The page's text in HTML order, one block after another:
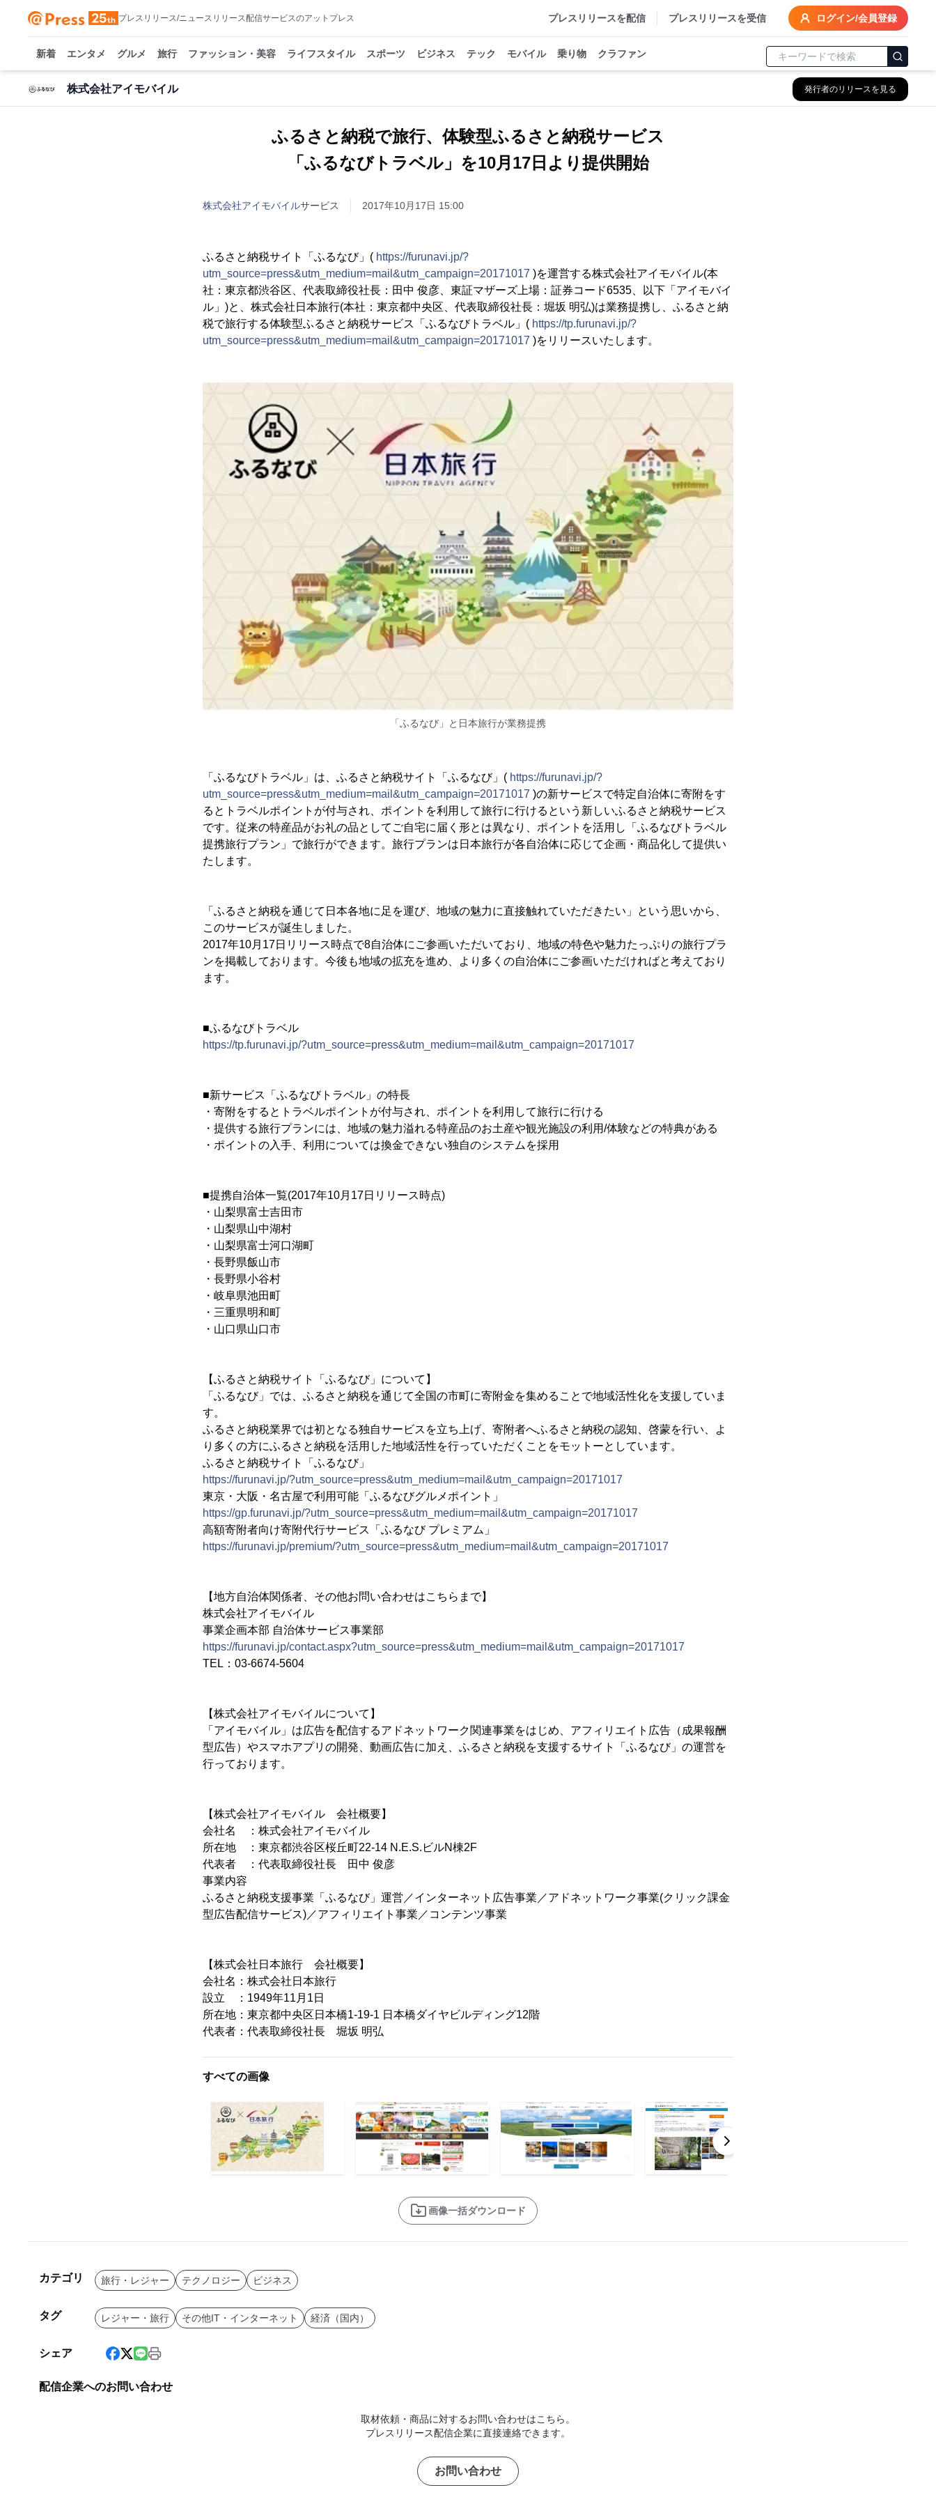
プレスリリース/ニュースリリース配信サービスのアットプレス プレスリリースを配信 プレスリリースを受信 ログイン/会員登録
新着 エンタメ グルメ 旅行 ファッション・美容 ライフスタイル スポーツ ビジネス テック モバイル 乗り物 クラファン
株式会社アイモバイル 発行者のリリースを見る
ふるさと納税で旅行、体験型ふるさと納税サービス
「ふるなびトラベル」を10月17日より提供開始
株式会社アイモバイルサービス 2017年10月17日 15:00
ふるさと納税サイト「ふるなび」( https://furunavi.jp/?
utm_source=press&utm_medium=mail&utm_campaign=20171017 )を運営する株式会社アイモバイル(本
社：東京都渋谷区、代表取締役社長：田中 俊彦、東証マザーズ上場：証券コード6535、以下「アイモバイ
ル」)と、株式会社日本旅行(本社：東京都中央区、代表取締役社長：堀坂 明弘)は業務提携し、ふるさと納
税で旅行する体験型ふるさと納税サービス「ふるなびトラベル」( https://tp.furunavi.jp/?
utm_source=press&utm_medium=mail&utm_campaign=20171017 )をリリースいたします。
「ふるなび」と日本旅行が業務提携
「ふるなびトラベル」は、ふるさと納税サイト「ふるなび」( https://furunavi.jp/?
utm_source=press&utm_medium=mail&utm_campaign=20171017 )の新サービスで特定自治体に寄附をす
るとトラベルポイントが付与され、ポイントを利用して旅行に行けるという新しいふるさと納税サービス
です。従来の特産品がお礼の品としてご自宅に届く形とは異なり、ポイントを活用し「ふるなびトラベル
提携旅行プラン」で旅行ができます。旅行プランは日本旅行が各自治体に応じて企画・商品化して提供い
たします。
「ふるさと納税を通じて日本各地に足を運び、地域の魅力に直接触れていただきたい」という思いから、
このサービスが誕生しました。
2017年10月17日リリース時点で8自治体にご参画いただいており、地域の特色や魅力たっぷりの旅行プラ
ンを掲載しております。今後も地域の拡充を進め、より多くの自治体にご参画いただければと考えており
ます。
■ふるなびトラベル
https://tp.furunavi.jp/?utm_source=press&utm_medium=mail&utm_campaign=20171017
■新サービス「ふるなびトラベル」の特長
・寄附をするとトラベルポイントが付与され、ポイントを利用して旅行に行ける
・提供する旅行プランには、地域の魅力溢れる特産品のお土産や観光施設の利用/体験などの特典がある
・ポイントの入手、利用については換金できない独自のシステムを採用
■提携自治体一覧(2017年10月17日リリース時点)
・山梨県富士吉田市
・山梨県山中湖村
・山梨県富士河口湖町
・長野県飯山市
・長野県小谷村
・岐阜県池田町
・三重県明和町
・山口県山口市
【ふるさと納税サイト「ふるなび」について】
「ふるなび」では、ふるさと納税を通じて全国の市町に寄附金を集めることで地域活性化を支援していま
す。
ふるさと納税業界では初となる独自サービスを立ち上げ、寄附者へふるさと納税の認知、啓蒙を行い、よ
り多くの方にふるさと納税を活用した地域活性を行っていただくことをモットーとしています。
ふるさと納税サイト「ふるなび」
https://furunavi.jp/?utm_source=press&utm_medium=mail&utm_campaign=20171017
東京・大阪・名古屋で利用可能「ふるなびグルメポイント」
https://gp.furunavi.jp/?utm_source=press&utm_medium=mail&utm_campaign=20171017
高額寄附者向け寄附代行サービス「ふるなび プレミアム」
https://furunavi.jp/premium/?utm_source=press&utm_medium=mail&utm_campaign=20171017
【地方自治体関係者、その他お問い合わせはこちらまで】
株式会社アイモバイル
事業企画本部 自治体サービス事業部
https://furunavi.jp/contact.aspx?utm_source=press&utm_medium=mail&utm_campaign=20171017
TEL：03-6674-5604
【株式会社アイモバイルについて】
「アイモバイル」は広告を配信するアドネットワーク関連事業をはじめ、アフィリエイト広告（成果報酬
型広告）やスマホアプリの開発、動画広告に加え、ふるさと納税を支援するサイト「ふるなび」の運営を
行っております。
【株式会社アイモバイル 会社概要】
会社名 ：株式会社アイモバイル
所在地 ：東京都渋谷区桜丘町22-14 N.E.S.ビルN棟2F
代表者 ：代表取締役社長 田中 俊彦
事業内容
ふるさと納税支援事業「ふるなび」運営／インターネット広告事業／アドネットワーク事業(クリック課金
型広告配信サービス)／アフィリエイト事業／コンテンツ事業
【株式会社日本旅行 会社概要】
会社名：株式会社日本旅行
設立 ：1949年11月1日
所在地：東京都中央区日本橋1-19-1 日本橋ダイヤビルディング12階
代表者：代表取締役社長 堀坂 明弘
すべての画像
画像一括ダウンロード
カテゴリ 旅行・レジャー テクノロジー ビジネス
タグ レジャー・旅行 その他IT・インターネット 経済（国内）
シェア
配信企業へのお問い合わせ
取材依頼・商品に対するお問い合わせはこちら。
プレスリリース配信企業に直接連絡できます。
お問い合わせ